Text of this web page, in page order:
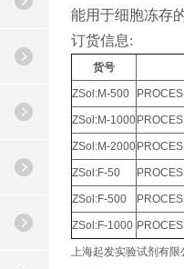
能用于细胞冻存
订货信息:
货号
ZSol:M-500
ZSol:M-1000
ZSol:M-2000
ZSol:F-50
ZSol:F-500
ZSol:F-1000
上海起发实验试剂有限